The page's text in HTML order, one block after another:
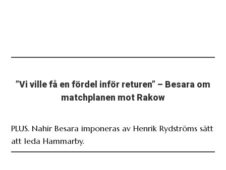
”Vi ville få en fördel inför returen” – Besara om
matchplanen mot Rakow
PLUS. Nahir Besara imponeras av Henrik Rydströms sätt
att leda Hammarby.